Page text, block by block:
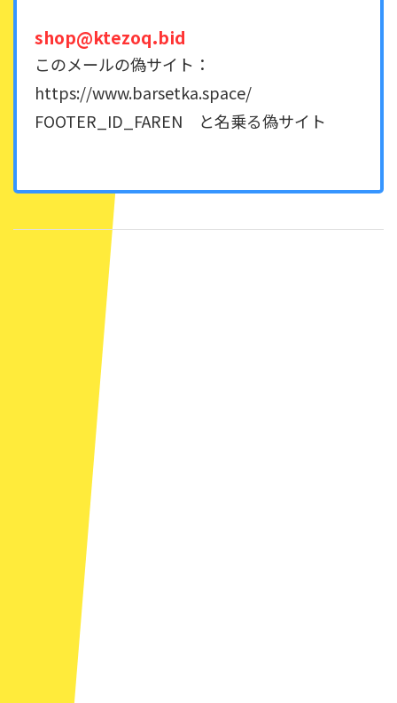
shop@ktezoq.bid
このメールの偽サイト：
https://www.barsetka.space/
FOOTER_ID_FAREN と名乗る偽サイト